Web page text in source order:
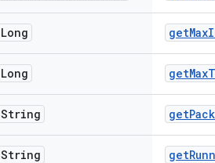
Long getMax
Long getMax
String get
String get